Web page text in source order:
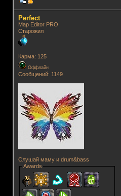
Perfect
Map Editor PRO
Старожил
Карма: 125
Оффлайн
Сообщений: 1149
Слушай маму и drum&bass
Awards